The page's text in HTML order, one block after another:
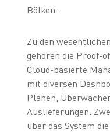
Bölken.
Zu den
gehören die Proof-
Cloud-basierte
mit diversen
Planen,
Auslieferungen.
über das System